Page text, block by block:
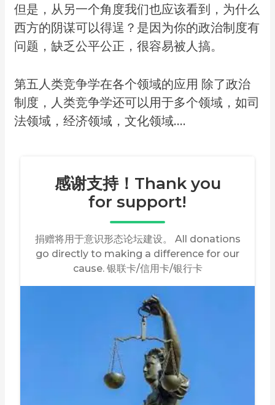
但是，从另一个角度我们也应该看到，为什么
西方的阴谋可以得逞？是因为你的政治制度有
问题，缺乏公平公正，很容易被人搞。
第五人类竞争学在各个领域的应用 除了政治
制度，人类竞争学还可以用于多个领域，如司
法领域，经济领域，文化领域….